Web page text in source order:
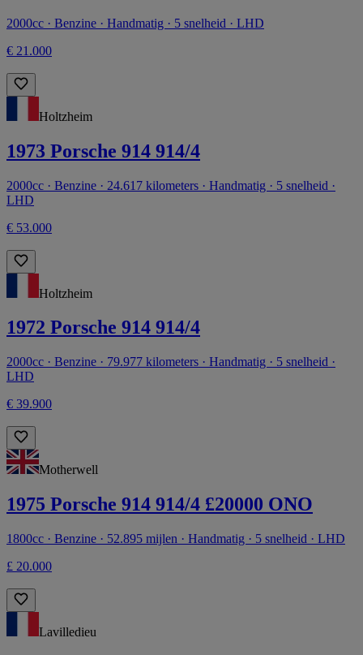
2000cc · Benzine · Handmatig · 5 snelheid · LHD
€ 21.000
Holtzheim
1973 Porsche 914 914/4
2000cc · Benzine · 24.617 kilometers · Handmatig · 5 snelheid ·
LHD
€ 53.000
Holtzheim
1972 Porsche 914 914/4
2000cc · Benzine · 79.977 kilometers · Handmatig · 5 snelheid ·
LHD
€ 39.900
Motherwell
1975 Porsche 914 914/4 £20000 ONO
1800cc · Benzine · 52.895 mijlen · Handmatig · 5 snelheid · LHD
£ 20.000
Lavilledieu